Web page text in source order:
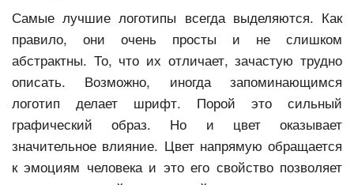
Самые лучшие логотипы всегда выделяются. Как
правило, они очень просты и не слишком
абстрактны. То, что их отличает, зачастую трудно
описать. Возможно, иногда запоминающимся
логотип делает шрифт. Порой это сильный
графический образ. Но и цвет оказывает
значительное влияние. Цвет напрямую обращается
к эмоциям человека и это его свойство позволяет